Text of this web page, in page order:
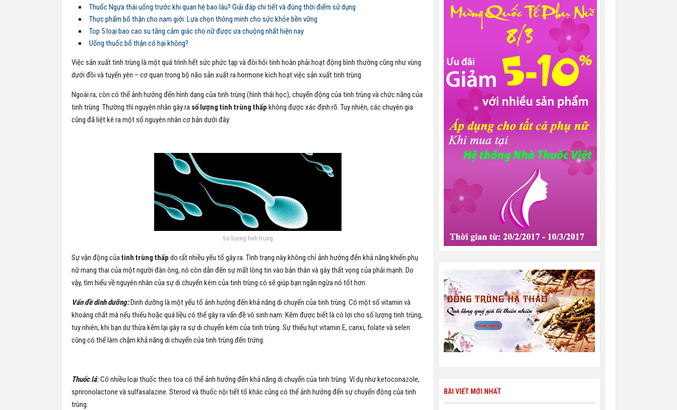
Thuốc Ngựa thái uống trước khi quan hệ bao lâu? Giải đáp chi tiết và đúng thời điểm sử dụng
Thực phẩm bổ thận cho nam giới: Lựa chọn thông minh cho sức khỏe bền vững
Top 5 loại bao cao su tăng cảm giác cho nữ được ưa chuộng nhất hiện nay
Uống thuốc bổ thận có hại không?
Việc sản xuất tinh trùng là một quá trình hết sức phức tạp và đòi hỏi tinh hoàn phải hoạt động bình thường cũng như vùng
dưới đồi và tuyến yên – cơ quan trong bộ não sản xuất ra hormone kích hoạt việc sản xuất tinh trùng.
Ngoài ra, còn có thể ảnh hưởng đến hình dạng của tinh trùng (hình thái học), chuyển động của tinh trùng và chức năng của
tinh trùng. Thường thì nguyên nhân gây ra số lượng tinh trùng thấp không được xác định rõ. Tuy nhiên, các chuyên gia
cũng đã liệt kê ra một số nguyên nhân cơ bản dưới đây:
So luong tinh trung
Sự vận động củatinh trùng thấp do rất nhiều yếu tố gây ra. Tình trạng này không chỉ ảnh hưởng đến khả năng khiến phụ
nữ mang thai của một người đàn ông, nó còn dẫn đến sự mất lòng tin vào bản thân và gây thất vọng của phái mạnh. Do
vậy, tìm hiểu về nguyên nhân của sự di chuyển kém của tinh trùng có sẽ giúp bạn ngăn ngừa nó tốt hơn.
Vấn đề dinh dưỡng:Dinh dưỡng là một yếu tố ảnh hưởng đến khả năng di chuyển của tinh trùng. Có một số vitamin và
khoáng chất mà nếu thiếu hoặc quá liều có thể gây ra vấn đề vô sinh nam. Kẽm được biết là có lợi cho số lượng tinh trùng,
tuy nhiên, khi bạn dư thừa kẽm lại gây ra sự di chuyển kém của tinh trùng. Sự thiếu hụt vitamin E, canxi, folate và selen
cũng có thể làm chậm khả năng di chuyển của tinh trùng đến trứng.
Thuốc lá:Có nhiều loại thuốc theo toa có thể ảnh hưởng đến khả năng di chuyển của tinh trùng. Ví dụ như ketoconazole,
sprironolactone và sulfasalazine. Steroid và thuốc nội tiết tố khác cũng có thể ảnh hưởng đến sự chuyển động của tinh
trùng.
BÀI VIẾT MỚI NHẤT